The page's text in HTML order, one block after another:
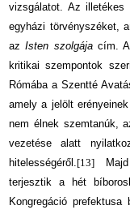
vizsgálatot. Az
egyházi törvényszéket,
azIsten szolgájacím.
kritikai szempontok
Rómába a Szentté
amely a jelölt
nem élnek szemtanúk,
vezetése alatt
hitelességéről.[13] Majd
terjesztik a hét
Kongregáció